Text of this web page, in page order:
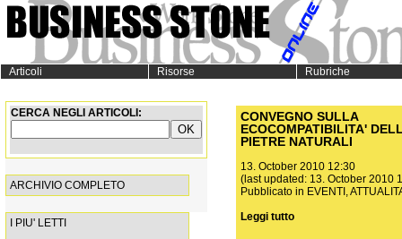
Articoli Risorse Rubriche
CERCA NEGLI ARTICOLI:
ARCHIVIO COMPLETO
I PIU' LETTI
CONVEGNO SULLA
ECOCOMPATIBILITA'
PIETRE NATURALI
13. October 2010 12:30
(last updated: 13. October 2010
Pubblicato in EVENTI ,
Leggi tutto